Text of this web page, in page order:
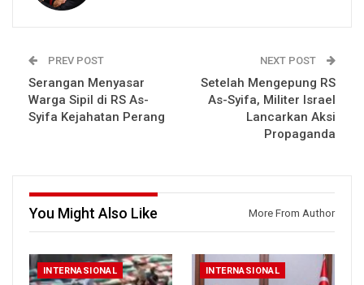
PREV POST
Serangan Menyasar
Warga Sipil di RS As-
Syifa Kejahatan Perang
NEXT POST
Setelah Mengepung RS
As-Syifa, Militer Israel
Lancarkan Aksi
Propaganda
You Might Also Like More From Author
INTERNASIONAL INTERNASIONAL